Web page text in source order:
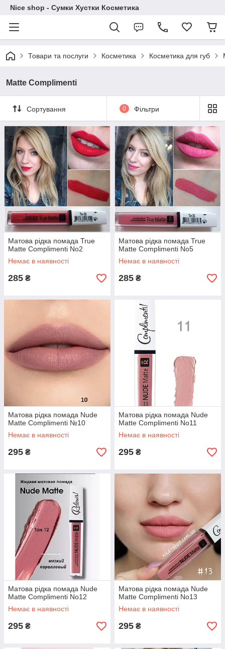
Nice shop - Сумки Хустки Косметика
Товари та послуги Косметика Косметика для губ
Matte Complimenti
Сортування 0 Фільтри
Матова рідка помада True
Matte Complimenti No2
Немає в наявності
285 ₴
Матова рідка помада True
Matte Complimenti No5
Немає в наявності
285 ₴
Матова рідка помада Nude
Matte Complimenti №10
Немає в наявності
295 ₴
Матова рідка помада Nude
Matte Complimenti No11
Немає в наявності
295 ₴
Матова рідка помада Nude
Matte Complimenti No12
Немає в наявності
295 ₴
Матова рідка помада Nude
Matte Complimenti No13
Немає в наявності
295 ₴